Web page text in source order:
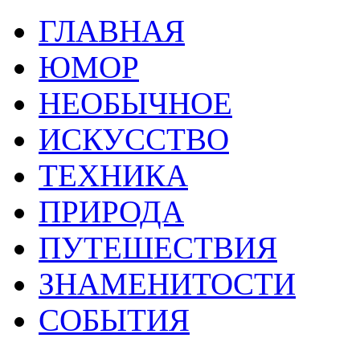
ГЛАВНАЯ
ЮМОР
НЕОБЫЧНОЕ
ИСКУССТВО
ТЕХНИКА
ПРИРОДА
ПУТЕШЕСТВИЯ
ЗНАМЕНИТОСТИ
СОБЫТИЯ